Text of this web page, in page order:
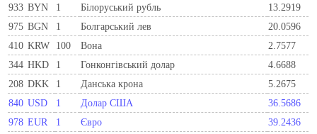
933 BYN 1 Бiлоруський рубль
13.2919
975 BGN 1 Болгарський лев
20.0596
410 KRW 100 Вона
2.7577
344 HKD 1 Гонконгівський долар
4.6688
208 DKK 1 Данська крона
5.2675
840 USD 1 Долар США
36.5686
978 EUR 1 Євро
39.2436